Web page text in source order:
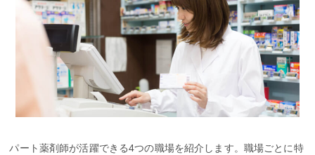
パート薬剤師が活躍できる4つの職場を紹介します。職場ごとに特